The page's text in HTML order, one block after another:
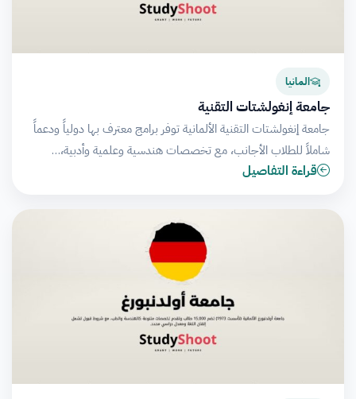
المانيا
جامعة إنغولشتات التقنية
جامعة إنغولشتات التقنية الألمانية توفر برامج معترف بها دولياً ودعماً
شاملاً للطلاب الأجانب، مع تخصصات هندسية وعلمية وأدبية،…
قراءة التفاصيل